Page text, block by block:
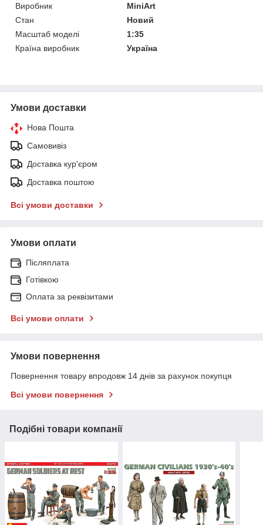
Виробник
MiniArt
Стан
Новий
Масштаб моделі
1:35
Країна виробник
Україна
Умови доставки
Нова Пошта
Самовивіз
Доставка кур'єром
Доставка поштою
Всі умови доставки
Умови оплати
Післяплата
Готівкою
Оплата за реквізитами
Всі умови оплати
Умови повернення
Повернення товару впродовж 14 днів за рахунок покупця
Всі умови повернення
Подібні товари компанії